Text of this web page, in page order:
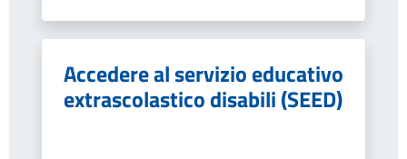
Accedere al servizio educativo
extrascolastico disabili (SEED)